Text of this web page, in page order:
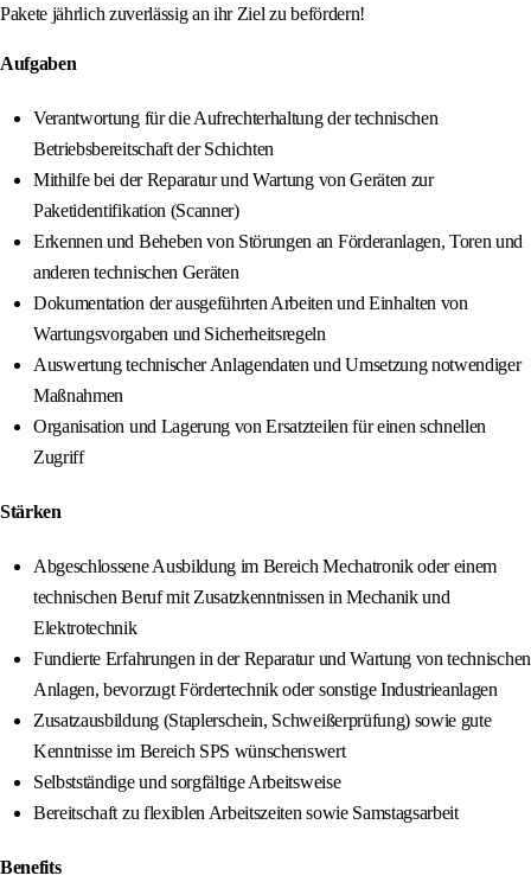
Pakete jährlich zuverlässig an ihr Ziel zu befördern!
Aufgaben
Verantwortung für die Aufrechterhaltung der technischen
Betriebsbereitschaft der Schichten
Mithilfe bei der Reparatur und Wartung von Geräten zur
Paketidentifikation (Scanner)
Erkennen und Beheben von Störungen an Förderanlagen, Toren und
anderen technischen Geräten
Dokumentation der ausgeführten Arbeiten und Einhalten von
Wartungsvorgaben und Sicherheitsregeln
Auswertung technischer Anlagendaten und Umsetzung notwendiger
Maßnahmen
Organisation und Lagerung von Ersatzteilen für einen schnellen
Zugriff
Stärken
Abgeschlossene Ausbildung im Bereich Mechatronik oder einem
technischen Beruf mit Zusatzkenntnissen in Mechanik und
Elektrotechnik
Fundierte Erfahrungen in der Reparatur und Wartung von technischen
Anlagen, bevorzugt Fördertechnik oder sonstige Industrieanlagen
Zusatzausbildung (Staplerschein, Schweißerprüfung) sowie gute
Kenntnisse im Bereich SPS wünschenswert
Selbstständige und sorgfältige Arbeitsweise
Bereitschaft zu flexiblen Arbeitszeiten sowie Samstagsarbeit
Benefits